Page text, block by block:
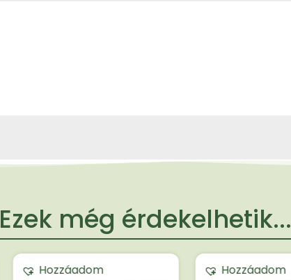
Ezek még érdekelhetik...
Hozzáadom Hozzáadom